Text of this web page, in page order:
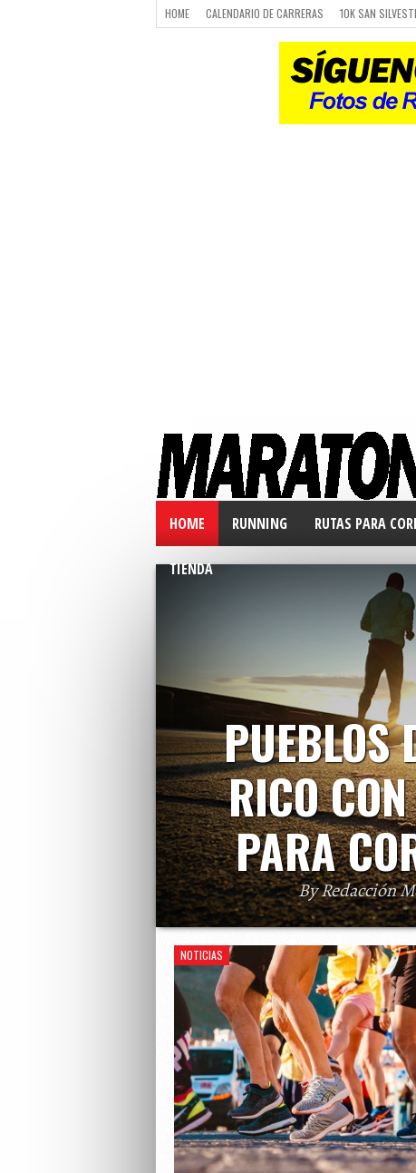
HOME CALENDARIO DE CARRERAS 10K SAN
LUGARES PARA CORRER CALENDARIO
HOME RUNNING RUTAS PARA
TIENDA
PUEBLOS
RICO
PARA
By Redacción
Cada vez son más los municipios de
bienestar de sus ciudadanos mediante
Estas rutas,
NOTICIAS